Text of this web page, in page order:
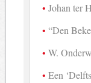
Johan ter
“Den
W.
Een